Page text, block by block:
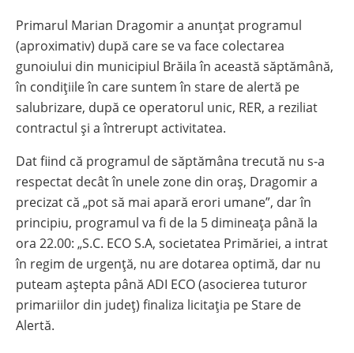
Primarul Marian Dragomir a anunțat programul
(aproximativ) după care se va face colectarea
gunoiului din municipiul Brăila în această săptămână,
în condițiile în care suntem în stare de alertă pe
salubrizare, după ce operatorul unic, RER, a reziliat
contractul și a întrerupt activitatea.
Dat fiind că programul de săptămâna trecută nu s-a
respectat decât în unele zone din oraș, Dragomir a
precizat că „pot să mai apară erori umane”, dar în
principiu, programul va fi de la 5 dimineața până la
ora 22.00: „S.C. ECO S.A, societatea Primăriei, a intrat
în regim de urgență, nu are dotarea optimă, dar nu
puteam aștepta până ADI ECO (asocierea tuturor
primariilor din județ) finaliza licitația pe Stare de
Alertă.